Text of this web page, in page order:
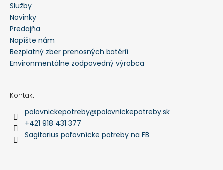
Služby
Novinky
Predajňa
Napíšte nám
Bezplatný zber prenosných batérií
Environmentálne zodpovedný výrobca
Kontakt
polovnickepotreby@polovnickepotreby.sk
+421 918 431 377
Sagitarius poľovnícke potreby na FB